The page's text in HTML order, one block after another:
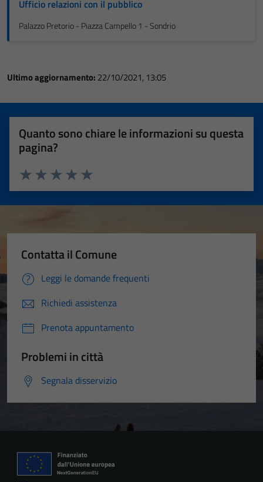
Ufficio relazioni con il pubblico
Palazzo Pretorio - Piazza Campello 1 - Sondrio
Ultimo aggiornamento: 22/10/2021, 13:05
Quanto sono chiare le informazioni su questa
pagina?
Valuta 5 stelle su 5
Valuta 4 stelle su 5
Valuta 3 stelle su 5
Valuta 2 stelle su 5
Valuta 1 stelle su 5
Contatta il Comune
Leggi le domande frequenti
Richiedi assistenza
Prenota appuntamento
Problemi in città
Segnala disservizio